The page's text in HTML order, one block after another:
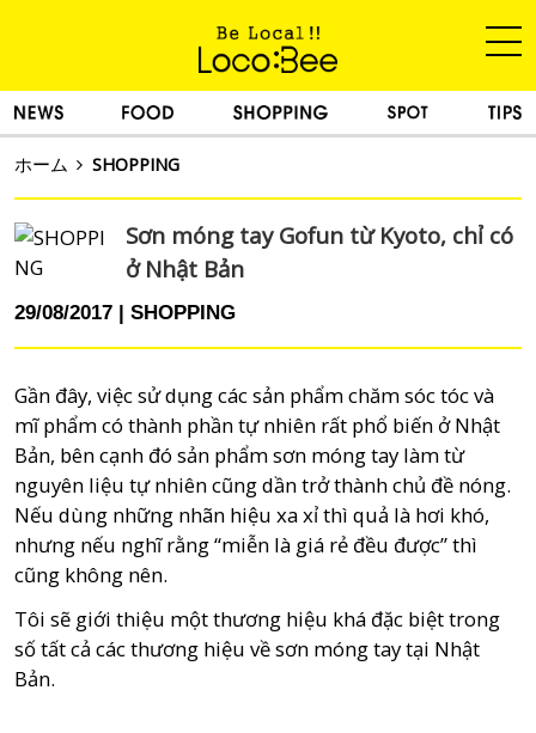
ホーム SHOPPING
Sơn móng tay Gofun từ Kyoto, chỉ có
ở Nhật Bản
29/08/2017 SHOPPING
Gần đây, việc sử dụng các sản phẩm chăm sóc tóc và
mĩ phẩm có thành phần tự nhiên rất phổ biến ở Nhật
Bản, bên cạnh đó sản phẩm sơn móng tay làm từ
nguyên liệu tự nhiên cũng dần trở thành chủ đề nóng.
Nếu dùng những nhãn hiệu xa xỉ thì quả là hơi khó,
nhưng nếu nghĩ rằng “miễn là giá rẻ đều được” thì
cũng không nên.
Tôi sẽ giới thiệu một thương hiệu khá đặc biệt trong
số tất cả các thương hiệu về sơn móng tay tại Nhật
Bản.